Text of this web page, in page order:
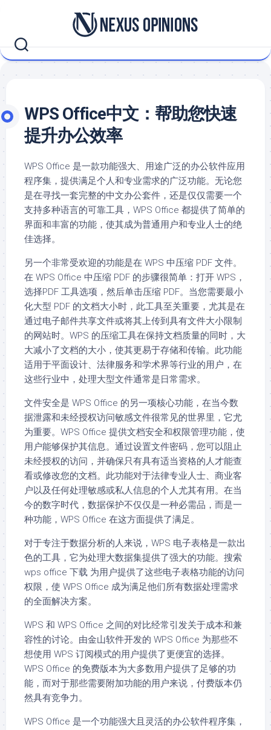
WPS Office中文：帮助您快速
提升办公效率
WPS Office 是一款功能强大、用途广泛的办公软件应用
程序集，提供满足个人和专业需求的广泛功能。无论您
是在寻找一套完整的中文办公套件，还是仅仅需要一个
支持多种语言的可靠工具，WPS Office 都提供了简单的
界面和丰富的功能，使其成为普通用户和专业人士的绝
佳选择。
另一个非常受欢迎的功能是在 WPS 中压缩 PDF 文件。
在 WPS Office 中压缩 PDF 的步骤很简单：打开 WPS，
选择PDF 工具选项，然后单击压缩 PDF。当您需要最小
化大型 PDF 的文档大小时，此工具至关重要，尤其是在
通过电子邮件共享文件或将其上传到具有文件大小限制
的网站时。WPS 的压缩工具在保持文档质量的同时，大
大减小了文档的大小，使其更易于存储和传输。此功能
适用于平面设计、法律服务和学术界等行业的用户，在
这些行业中，处理大型文件通常是日常需求。
文件安全是 WPS Office 的另一项核心功能，在当今数
据泄露和未经授权访问敏感文件很常见的世界里，它尤
为重要。WPS Office 提供文档安全和权限管理功能，使
用户能够保护其信息。通过设置文件密码，您可以阻止
未经授权的访问，并确保只有具有适当资格的人才能查
看或修改您的文档。此功能对于法律专业人士、商业客
户以及任何处理敏感或私人信息的个人尤其有用。在当
今的数字时代，数据保护不仅仅是一种必需品，而是一
种功能，WPS Office 在这方面提供了满足。
对于专注于数据分析的人来说，WPS 电子表格是一款出
色的工具，它为处理大数据集提供了强大的功能。搜索
wps office 下载 为用户提供了这些电子表格功能的访问
权限，使 WPS Office 成为满足他们所有数据处理需求
的全面解决方案。
WPS 和 WPS Office 之间的对比经常引发关于成本和兼
容性的讨论。由金山软件开发的 WPS Office 为那些不
想使用 WPS 订阅模式的用户提供了更便宜的选择。
WPS Office 的免费版本为大多数用户提供了足够的功
能，而对于那些需要附加功能的用户来说，付费版本仍
然具有竞争力。
WPS Office 是一个功能强大且灵活的办公软件程序集，